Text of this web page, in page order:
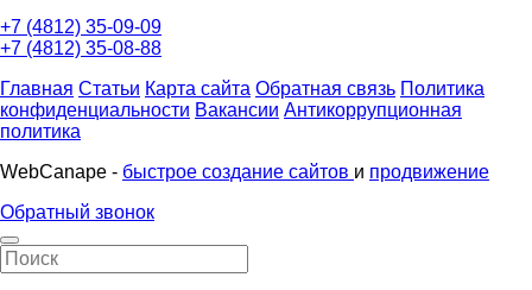
+7 (4812) 35-09-09
+7 (4812) 35-08-88
Главная Статьи Карта сайта Обратная связь Политика
конфиденциальности Вакансии Антикоррупционная
политика
WebCanape - быстрое создание сайтов и продвижение
Обратный звонок